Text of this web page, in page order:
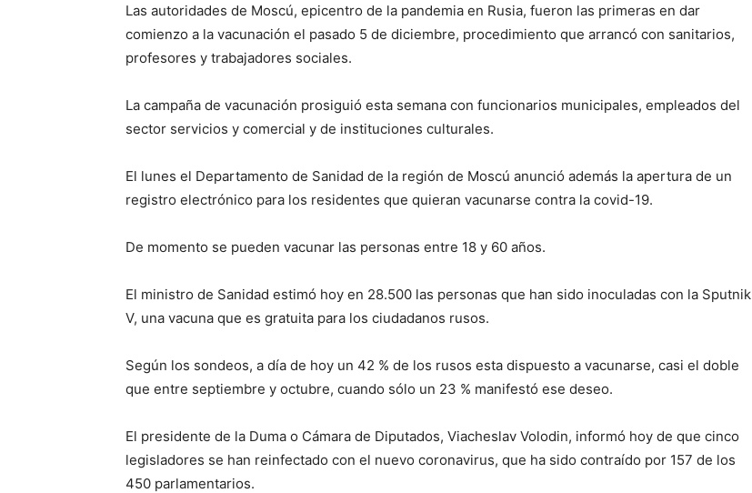
Las autoridades de Moscú, epicentro de la pandemia en Rusia, fueron las primeras en dar
comienzo a la vacunación el pasado 5 de diciembre, procedimiento que arrancó con sanitarios,
profesores y trabajadores sociales.
La campaña de vacunación prosiguió esta semana con funcionarios municipales, empleados del
sector servicios y comercial y de instituciones culturales.
El lunes el Departamento de Sanidad de la región de Moscú anunció además la apertura de un
registro electrónico para los residentes que quieran vacunarse contra la covid-19.
De momento se pueden vacunar las personas entre 18 y 60 años.
El ministro de Sanidad estimó hoy en 28.500 las personas que han sido inoculadas con la Sputnik
V, una vacuna que es gratuita para los ciudadanos rusos.
Según los sondeos, a día de hoy un 42 % de los rusos esta dispuesto a vacunarse, casi el doble
que entre septiembre y octubre, cuando sólo un 23 % manifestó ese deseo.
El presidente de la Duma o Cámara de Diputados, Viacheslav Volodin, informó hoy de que cinco
legisladores se han reinfectado con el nuevo coronavirus, que ha sido contraído por 157 de los
450 parlamentarios.